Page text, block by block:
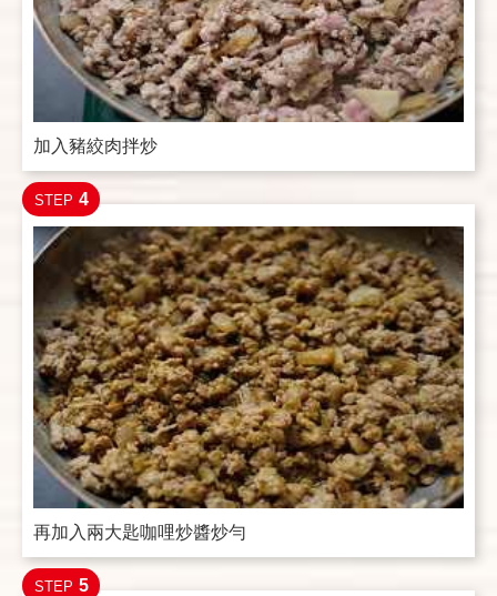
加入豬絞肉拌炒
STEP 4
再加入兩大匙咖哩炒醬炒勻
STEP 5